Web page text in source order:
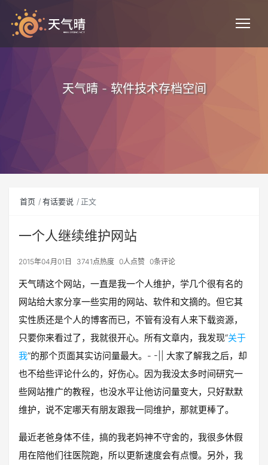
天气晴 - 软件技术存档空间
首页 有话要说 正文
一个人继续维护网站
2015年04月01日 3741点热度 0人点赞 0条评论
天气晴这个网站，一直是我一个人维护，学几个很有名的
网站给大家分享一些实用的网站、软件和文摘的。但它其
实性质还是个人的博客而已，不管有没有人来下载资源，
只要你来看过了，我就很开心。所有文章内，我发现“关于
我”的那个页面其实访问量最大。- -|| 大家了解我之后，却
也不给些评论什么的，好伤心。因为我没太多时间研究一
些网站推广的教程，也没水平让他访问量变大，只好默默
维护，说不定哪天有朋友跟我一同维护，那就更棒了。
最近老爸身体不佳，搞的我老妈神不守舍的，我很多休假
用在陪他们往医院跑，所以更新速度会有点慢。另外，我